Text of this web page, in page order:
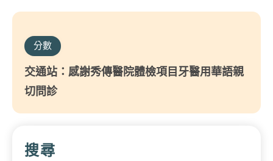
分數
交通站：感謝秀傳醫院體檢項目牙醫用華語親
切問診
搜尋